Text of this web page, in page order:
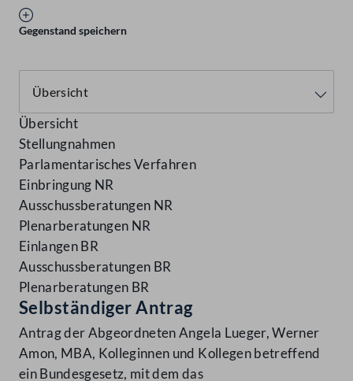
Gegenstand speichern
Übersicht
Stellungnahmen
Parlamentarisches Verfahren
Einbringung NR
Ausschussberatungen NR
Plenarberatungen NR
Einlangen BR
Ausschussberatungen BR
Plenarberatungen BR
Selbständiger Antrag
Antrag der Abgeordneten Angela Lueger, Werner
Amon, MBA, Kolleginnen und Kollegen betreffend
ein Bundesgesetz, mit dem das